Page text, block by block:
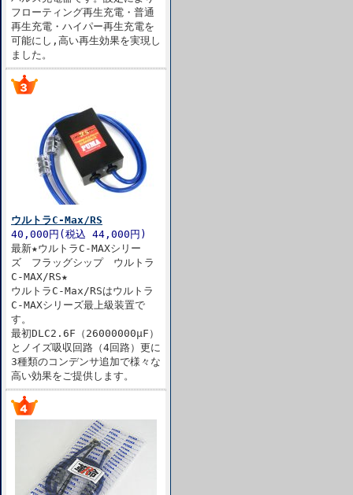
フローティング再生充電・普通
再生充電・ハイパー再生充電を
可能にし,高い再生効果を実現し
ました。
ウルトラC-Max/RS
40,000円(税込 44,000円)
最新★ウルトラC-MAXシリー
ズ フラッグシップ ウルトラ
C-MAX/RS★
ウルトラC-Max/RSはウルトラ
C-MAXシリーズ最上級装置で
す。
最初DLC2.6F（26000000μF）
とノイズ吸収回路（4回路）更に
3種類のコンデンサ追加で様々な
高い効果をご提供します。